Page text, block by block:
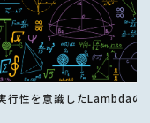
行性を意識したLambdaの